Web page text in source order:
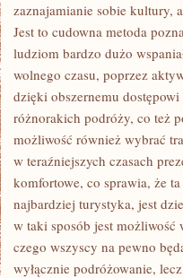
zaznajamianie sobie kultury,
Jest to cudowna metoda
ludziom bardzo dużo
wolnego czasu, poprzez
dzięki obszernemu
różnorakich podróży, co też
możliwość również wybrać
w teraźniejszych czasach
komfortowe, co sprawia, że
najbardziej turystyka, jest
w taki sposób jest możliwość
czego wszyscy na pewno
wyłącznie podróżowanie,